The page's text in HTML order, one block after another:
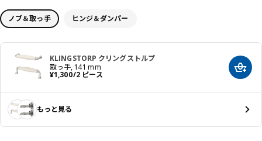
ノブ＆取っ手 ヒンジ＆ダンパー
KLINGSTORP クリングストルプ
取っ手, 141 mm
¥1,300/2 ピース
価格 ¥ 1300/2 ピース カー
もっと見る